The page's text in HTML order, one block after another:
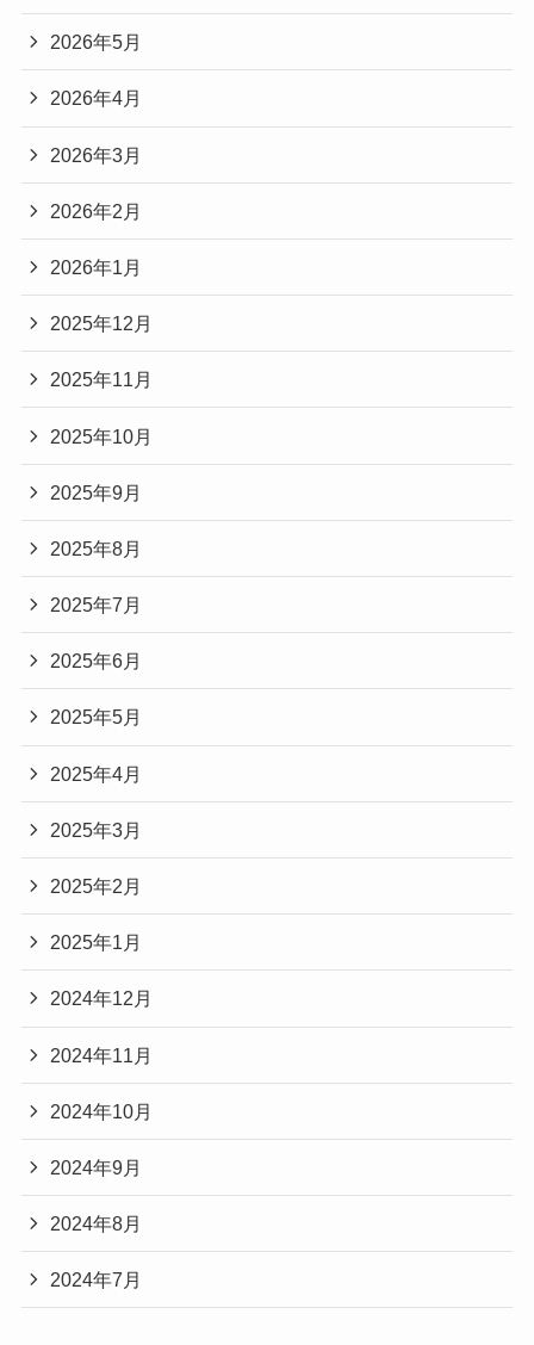
2026年5月
2026年4月
2026年3月
2026年2月
2026年1月
2025年12月
2025年11月
2025年10月
2025年9月
2025年8月
2025年7月
2025年6月
2025年5月
2025年4月
2025年3月
2025年2月
2025年1月
2024年12月
2024年11月
2024年10月
2024年9月
2024年8月
2024年7月